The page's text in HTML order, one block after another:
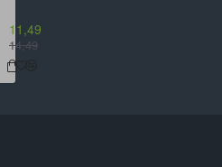
11,49
14,49